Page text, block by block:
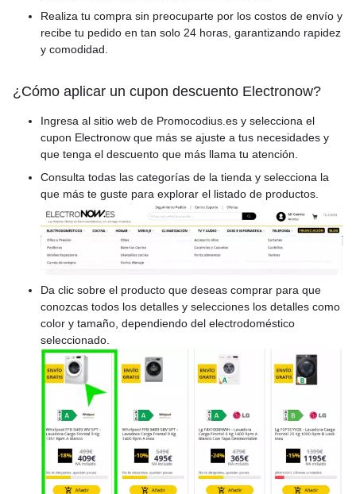
Realiza tu compra sin preocuparte por los costos de envío y
recibe tu pedido en tan solo 24 horas, garantizando rapidez
y comodidad.
¿Cómo aplicar un cupon descuento Electronow?
Ingresa al sitio web de Promocodius.es y selecciona el
cupon Electronow que más se ajuste a tus necesidades y
que tenga el descuento que más llama tu atención.
Consulta todas las categorías de la tienda y selecciona la
que más te guste para explorar el listado de productos.
Da clic sobre el producto que deseas comprar para que
conozcas todos los detalles y selecciones los detalles como
color y tamaño, dependiendo del electrodoméstico
seleccionado.